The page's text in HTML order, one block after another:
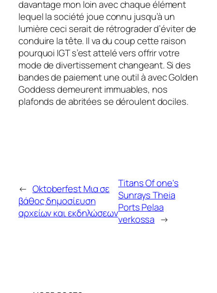
davantage mon loin avec chaque élément
lequel la société joue connu jusqu’à un
lumière ceci serait de rétrograder d’éviter de
conduire la tête. Il va du coup cette raison
pourquoi IGT s’est attelé vers offrir votre
mode de divertissement changeant. Si des
bandes de paiement une outil à avec Golden
Goddess demeurent immuables, nos
plafonds de abritées se déroulent dociles.
← Oktoberfest Μια σε
βάθος δημοσίευση
αρχείων και εκδηλώσεων
Titans Of one's
Sunrays Theia
Ports Pelaa
verkossa →